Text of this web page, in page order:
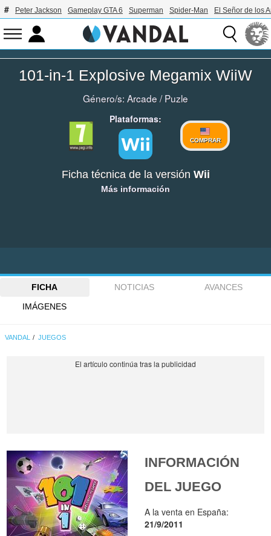
Peter Jackson Gameplay GTA 6 Superman Spider-Man El Señor de los
101-in-1 Explosive Megamix WiiW
Género/s: Arcade /Puzle
Plataformas:
COMPRAR
Ficha técnica de la versión Wii
Más información
FICHA NOTICIAS
AVANCES
IMÁGENES
VANDAL JUEGOS
INFORMACIÓN
DEL JUEGO
A la venta en España:
21/9/2011